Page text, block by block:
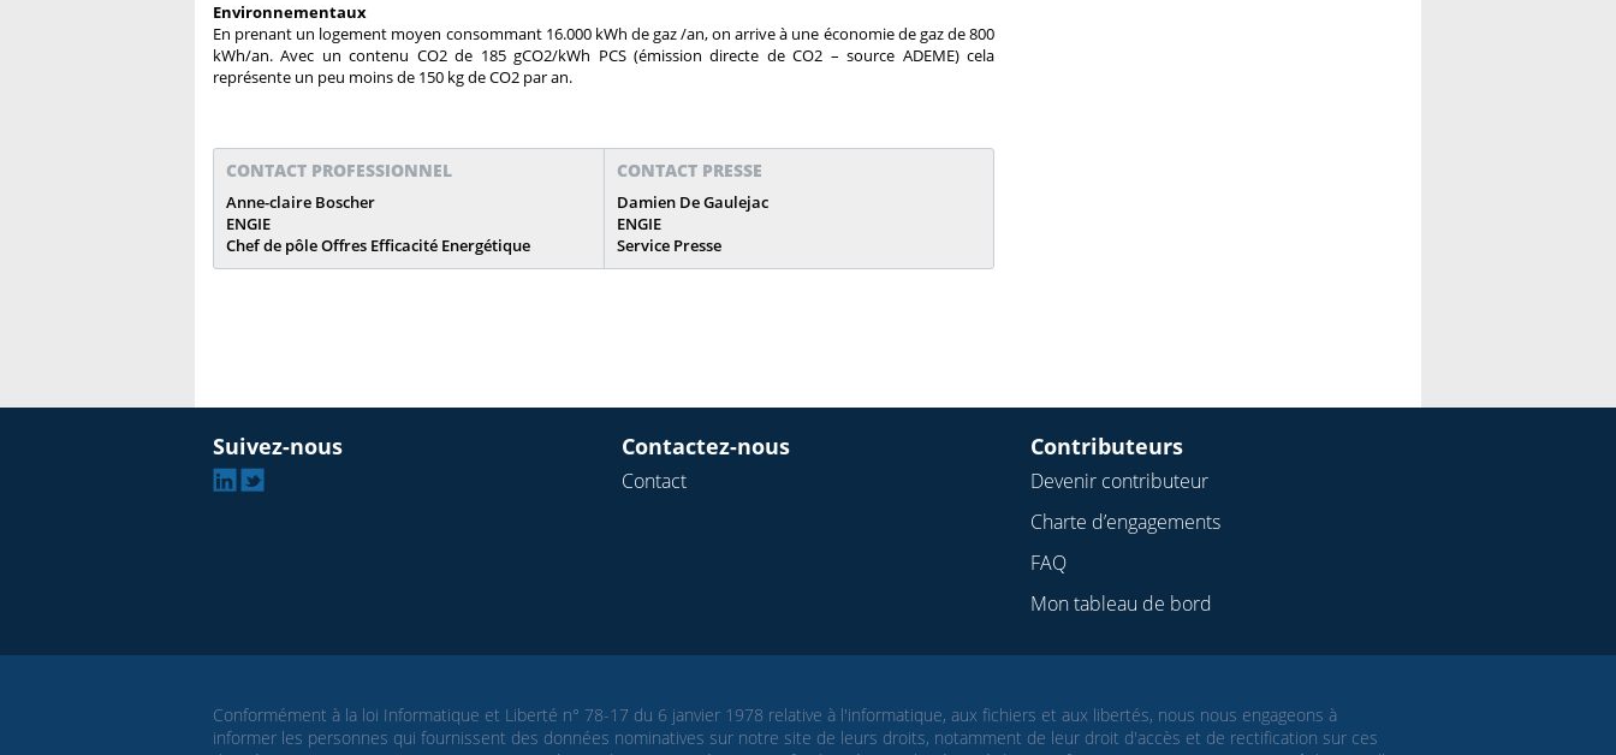
Environnementaux
En prenant un logement moyen consommant 16.000 kWh de gaz /an, on arrive à une économie de gaz de 800
kWh/an. Avec un contenu CO2 de 185 gCO2/kWh PCS (émission directe de CO2 – source ADEME) cela
représente un peu moins de 150 kg de CO2 par an.
CONTACT PROFESSIONNEL
Anne-claire Boscher
ENGIE
Chef de pôle Offres Efficacité Energétique
CONTACT PRESSE
Damien De Gaulejac
ENGIE
Service Presse
Suivez-nous
Linkedin
Contactez-nous
Contact
Contributeurs
Devenir contributeur
Charte d’engagements
FAQ
Mon tableau de bord
Conformément à la loi Informatique et Liberté n° 78-17 du 6 janvier 1978 relative à l'informatique, aux fichiers et aux libertés, nous nous engageons à
informer les personnes qui fournissent des données nominatives sur notre site de leurs droits, notamment de leur droit d'accès et de rectification sur ces